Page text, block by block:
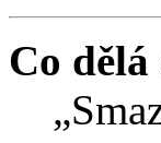
Co